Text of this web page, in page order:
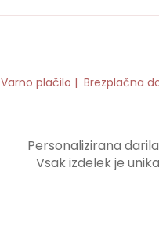
Varno plačilo | Brezplačna
Personalizirana
Vsak izdelek je